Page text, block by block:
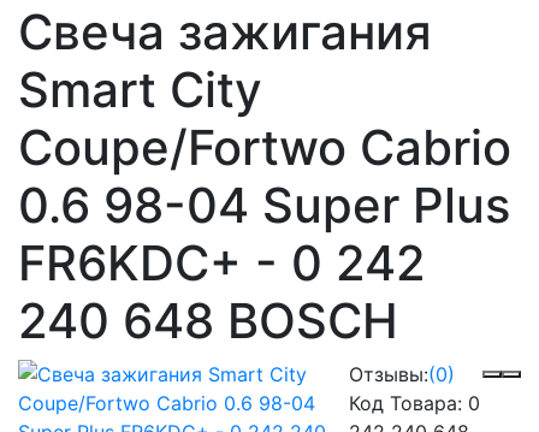
Свеча зажигания
Smart City
Coupe/Fortwo Cabrio
0.6 98-04 Super Plus
FR6KDC+ - 0 242
240 648 BOSCH
Отзывы:(0)
Код Товара: 0